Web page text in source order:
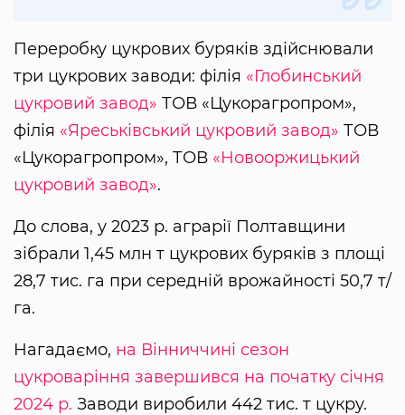
Переробку цукрових буряків здійснювали
три цукрових заводи: філія «Глобинський
цукровий завод» ТОВ «Цукорагропром»,
філія «Яреськівський цукровий завод» ТОВ
«Цукорагропром», ТОВ «Новооржицький
цукровий завод».
До слова, у 2023 р. аграрії Полтавщини
зібрали 1,45 млн т цукрових буряків з площі
28,7 тис. га при середній врожайності 50,7 т/
га.
Нагадаємо, на Вінниччині сезон
цукроваріння завершився на початку січня
2024 р. Заводи виробили 442 тис. т цукру.